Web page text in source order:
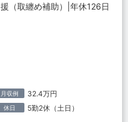
援（取纏め補助）|年休126日
月収例 32.4万円
休日 5勤2休（土日）